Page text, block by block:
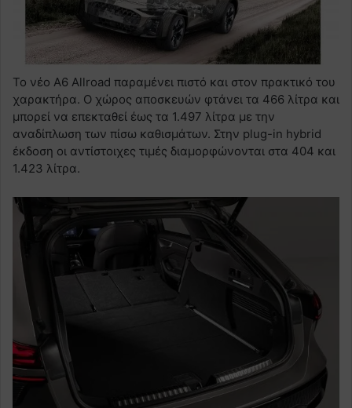
Το νέο A6 Allroad παραμένει πιστό και στον πρακτικό του
χαρακτήρα. Ο χώρος αποσκευών φτάνει τα 466 λίτρα και
μπορεί να επεκταθεί έως τα 1.497 λίτρα με την
αναδίπλωση των πίσω καθισμάτων. Στην plug-in hybrid
έκδοση οι αντίστοιχες τιμές διαμορφώνονται στα 404 και
1.423 λίτρα.